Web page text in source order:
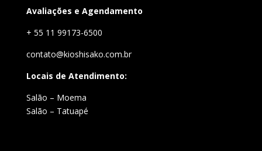
Avaliações e Agendamento
+ 55 11 99173-6500
contato@kioshisako.com.br
Locais de Atendimento:
Salão – Moema
Salão – Tatuapé